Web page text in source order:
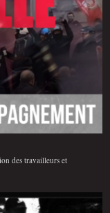
des travailleurs et